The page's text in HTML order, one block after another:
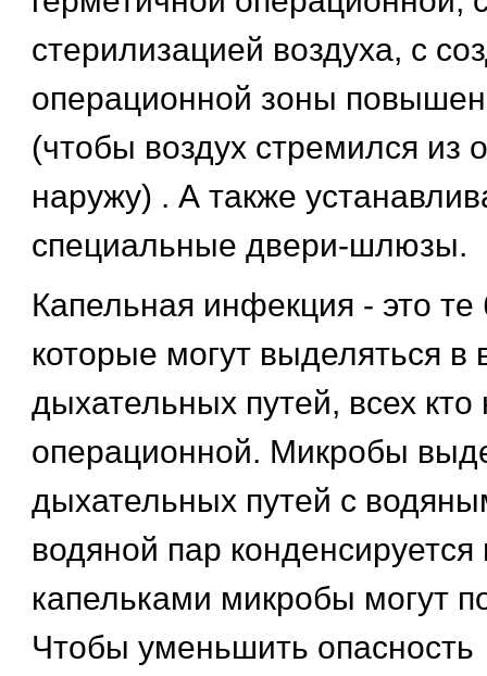
стерилизацией воздуха, с
операционной зоны
(чтобы воздух стремился из
наружу) . А также
специальные двери-шлюзы.
Капельная инфекция - это те
которые могут выделяться в
дыхательных путей, всех кто
операционной. Микробы
дыхательных путей с
водяной пар
капельками микробы могут
Чтобы уменьшить опасность